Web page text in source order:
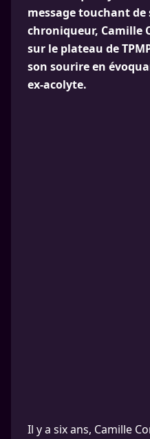
message touchant de
chroniqueur, Camille
sur le plateau de
son sourire en
ex-acolyte.
Il y a six ans, Camille